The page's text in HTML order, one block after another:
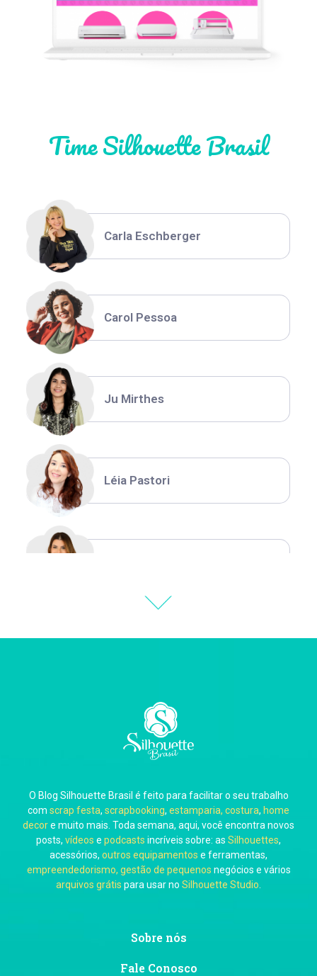
Time Silhouette Brasil
Thiara Ney
Carla Eschberger
Carol Pessoa
Ju Mirthes
Léia Pastori
Carla Eschberger
Carol Pessoa
Ju Mirthes
O Blog Silhouette Brasil é feito para facilitar o seu trabalho
com scrap festa, scrapbooking, estamparia, costura, home
decore muito mais. Toda semana, aqui, você encontra novos
posts, vídeos e podcasts incríveis sobre: as Silhouettes,
acessórios, outros equipamentos e ferramentas,
empreendedorismo, gestão de pequenos negócios e vários
arquivos grátis para usar no Silhouette Studio
Sobre nós
Fale Conosco